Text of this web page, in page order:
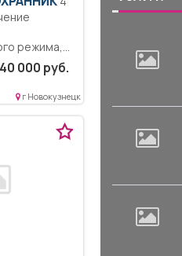
режима,
000 руб.
г Новокузнецк